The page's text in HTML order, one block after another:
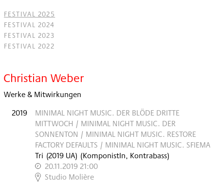
FESTIVAL 2025
FESTIVAL 2024
FESTIVAL 2023
FESTIVAL 2022
Christian Weber
Werke & Mitwirkungen
2019
MINIMAL NIGHT MUSIC. DER BLÖDE DRITTE
MITTWOCH / MINIMAL NIGHT MUSIC. DER
SONNENTON / MINIMAL NIGHT MUSIC. RESTORE
FACTORY DEFAULTS / MINIMAL NIGHT MUSIC. SFIEMA
Tri (2019 UA) (KomponistIn, Kontrabass)
20.11.2019 21:00
,
Studio Molière